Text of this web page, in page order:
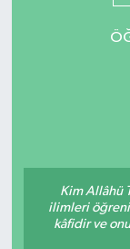
Kim Allâhü
ilimleri
kâfidir ve